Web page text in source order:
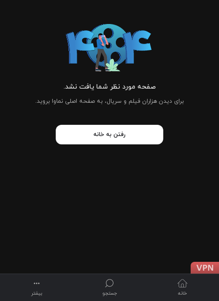
صفحه مورد نظر شما یافت نشد.
برای دیدن هزاران فیلم و سریال، به صفحه اصلی نماوا بروید.
رفتن به خانه
خانه جستجو بیشتر